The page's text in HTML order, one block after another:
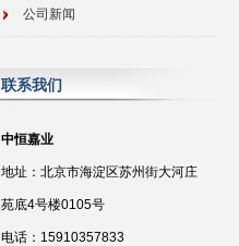
公司新闻
联系我们
中恒嘉业
地址：北京市海淀区苏州街大河庄
苑底4号楼0105号
电话：15910357833